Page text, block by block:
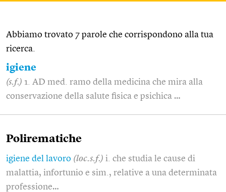
Abbiamo trovato 7 parole che corrispondono alla tua
ricerca.
igiene
(s.f.) 1. AD med. ramo della medicina che mira alla
conservazione della salute fisica e psichica …
Polirematiche
igiene del lavoro (loc.s.f.) i. che studia le cause di
malattia, infortunio e sim., relative a una determinata
professione…